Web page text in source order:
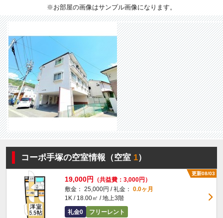
※お部屋の画像はサンプル画像になります。
コーポ手塚の空室情報（空室1）
更新08/03
19,000円
（共益費：3,000円）
敷金： 25,000円 / 礼金： 0.0ヶ月
1K / 18.00㎡ / 地上3階
礼金0
フリーレント